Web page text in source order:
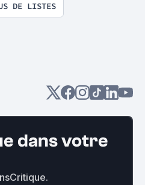
DE LISTES
dans votre